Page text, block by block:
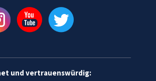
und vertrauenswürdig: